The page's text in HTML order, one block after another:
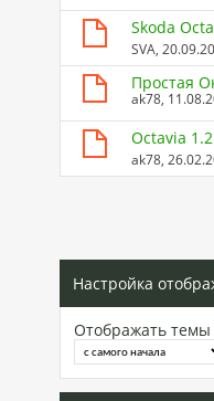
Skoda
SVA,
Простая
ak78,
Octavia
ak78,
Настройка
Отображать темы